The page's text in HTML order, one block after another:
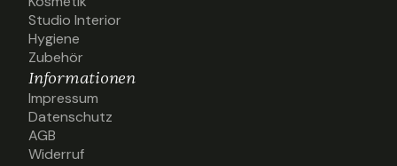
Kosmetik
Studio Interior
Studio Interior
Hygiene
Hygiene
Zubehör
Zubehör
Informationen
Impressum
Impressum
Datenschutz
Datenschutz
AGB
AGB
Widerruf